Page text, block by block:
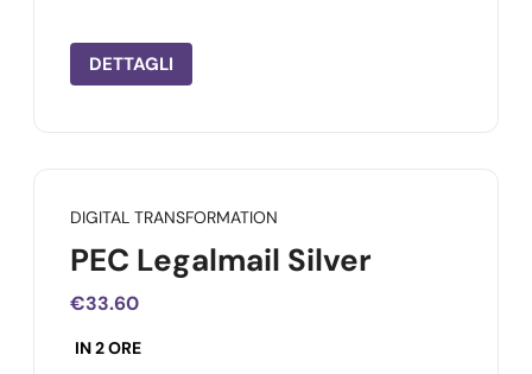
DETTAGLI
DIGITAL TRANSFORMATION
PEC Legalmail Silver
€33.60
IN 2 ORE